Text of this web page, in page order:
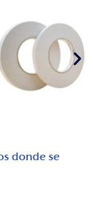
donde se